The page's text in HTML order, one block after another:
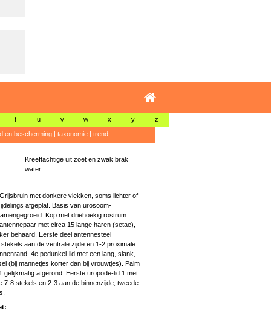
t u v w x y z
en bescherming| taxonomie| trend
Kreeftachtige uit zoet en zwak brak
water.
met donkere vlekken, soms lichter of
afgeplat. Basis van urosoom-
Kop met driehoekig rostrum.
met circa 15 lange haren (setae),
behaard. Eerste deel antennesteel
aan de ventrale zijde en 1-2 proximale
4e pedunkel-lid met een lang, slank,
(bij mannetjes korter dan bij vrouwtjes). Palm
gelijkmatig afgerond. Eerste uropode-lid 1 met
7-8 stekels en 2-3 aan de binnenzijde, tweede